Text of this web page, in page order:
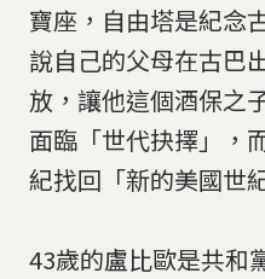
寶座，自由塔是紀念
說自己的父母在古巴
放，讓他這個酒保之
面臨「世代抉擇」，
紀找回「新的美國世
43歲的盧比歐是共和